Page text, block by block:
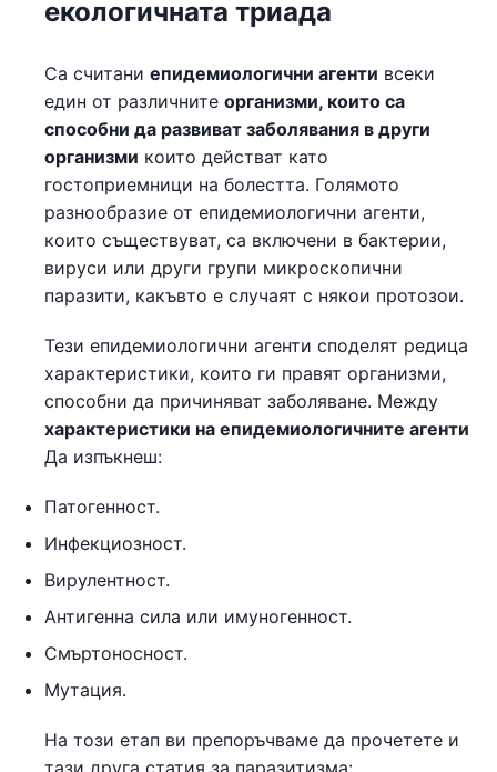
екологичната триада
Са считани епидемиологични агенти всеки
един от различните организми, които са
способни да развиват заболявания в други
организми които действат като
гостоприемници на болестта. Голямото
разнообразие от епидемиологични агенти,
които съществуват, са включени в бактерии,
вируси или други групи микроскопични
паразити, какъвто е случаят с някои протозои.
Тези епидемиологични агенти споделят редица
характеристики, които ги правят организми,
способни да причиняват заболяване. Между
характеристики на епидемиологичните агенти
Да изпъкнеш:
Патогенност.
Инфекциозност.
Вирулентност.
Антигенна сила или имуногенност.
Смъртоносност.
Мутация.
На този етап ви препоръчваме да прочетете и
тази друга статия за паразитизма: